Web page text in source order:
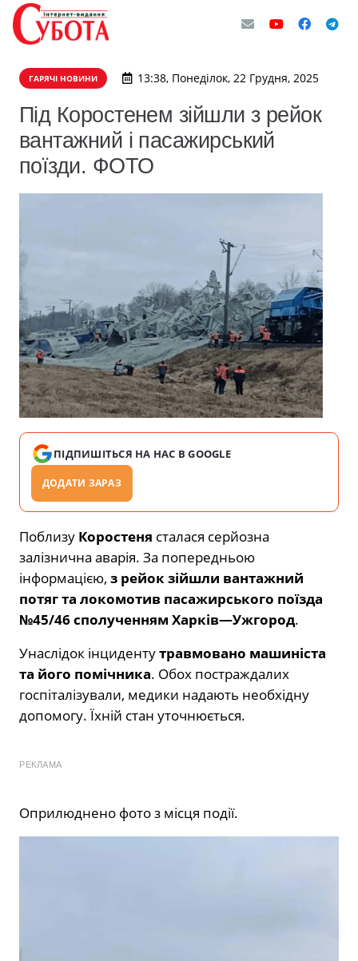
ГАРЯЧІ НОВИНИ 13:38, Понеділок, 22 Грудня, 2025
Під Коростенем зійшли з рейок
вантажний і пасажирський
поїзди. ФОТО
ПІДПИШІТЬСЯ НА НАС В GOOGLE
ДОДАТИ ЗАРАЗ
Поблизу Коростеня сталася серйозна
залізнична аварія. За попередньою
інформацією, з рейок зійшли вантажний
потяг та локомотив пасажирського поїзда
№45/46 сполученням Харків—Ужгород.
Унаслідок інцидентутравмовано машиніста
та його помічника. Обох постраждалих
госпіталізували, медики надають необхідну
допомогу. Їхній стан уточнюється.
РЕКЛАМА
Оприлюднено фото з місця події.